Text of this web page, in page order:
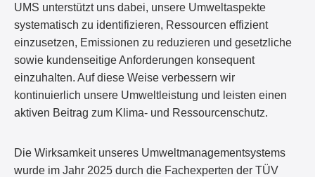
UMS unterstützt uns dabei, unsere Umweltaspekte
systematisch zu identifizieren, Ressourcen effizient
einzusetzen, Emissionen zu reduzieren und gesetzliche
sowie kundenseitige Anforderungen konsequent
einzuhalten. Auf diese Weise verbessern wir
kontinuierlich unsere Umweltleistung und leisten einen
aktiven Beitrag zum Klima- und Ressourcenschutz.
Die Wirksamkeit unseres Umweltmanagementsystems
wurde im Jahr 2025 durch die Fachexperten der TÜV